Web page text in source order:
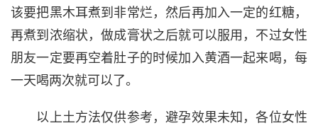
该要把黑木耳煮到非常烂，然后再加入一定的红糖，
再煮到浓缩状，做成膏状之后就可以服用，不过女性
朋友一定要再空着肚子的时候加入黄酒一起来喝，每
一天喝两次就可以了。
以上土方法仅供参考，避孕效果未知，各位女性